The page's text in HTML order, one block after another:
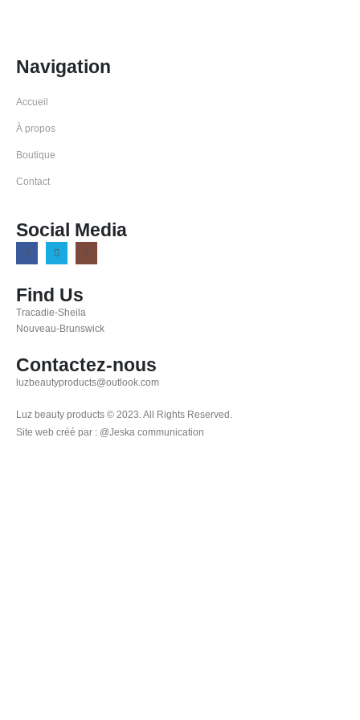
Navigation
Accueil
À propos
Boutique
Contact
Social Media
Find Us
Tracadie-Sheila
Nouveau-Brunswick
Contactez-nous
luzbeautyproducts@outlook.com
Luz beauty products © 2023. All Rights Reserved.
Site web créé par : @Jeska communication